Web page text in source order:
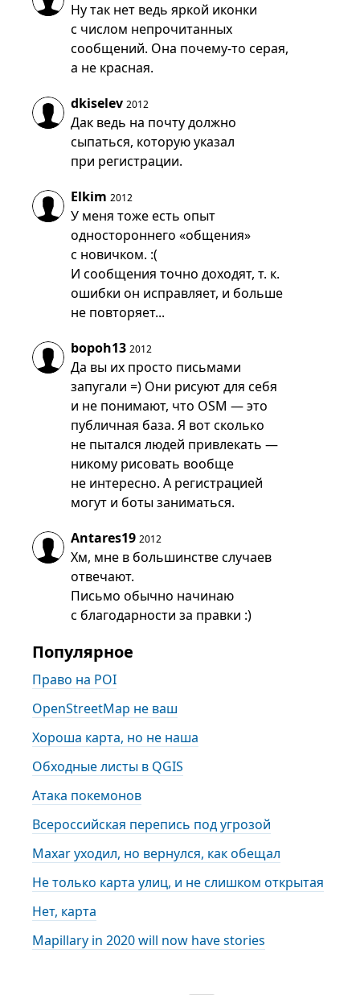
Ну так нет ведь яркой иконки
с числом непрочитанных
сообщений. Она почему-то серая,
а не красная.
dkiselev 2012
Дак ведь на почту должно
сыпаться, которую указал
при регистрации.
Elkim 2012
У меня тоже есть опыт
одностороннего «общения»
с новичком. :(
И сообщения точно доходят, т. к.
ошибки он исправляет, и больше
не повторяет...
bopoh13 2012
Да вы их просто письмами
запугали =) Они рисуют для себя
и не понимают, что OSM — это
публичная база. Я вот сколько
не пытался людей привлекать —
никому рисовать вообще
не интересно. А регистрацией
могут и боты заниматься.
Antares19 2012
Хм, мне в большинстве случаев
отвечают.
Письмо обычно начинаю
с благодарности за правки :)
Популярное
Право на POI
OpenStreetMap не ваш
Хороша карта, но не наша
Обходные листы в QGIS
Атака покемонов
Всероссийская перепись под угрозой
Maxar уходил, но вернулся, как обещал
Не только карта улиц, и не слишком открытая
Нет, карта
Mapillary in 2020 will now have stories